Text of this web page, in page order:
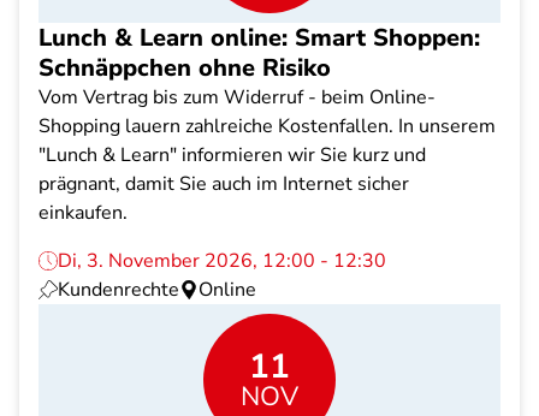
Lunch & Learn online: Smart Shoppen:
Schnäppchen ohne Risiko
Vom Vertrag bis zum Widerruf - beim Online-
Shopping lauern zahlreiche Kostenfallen. In unserem
"Lunch & Learn" informieren wir Sie kurz und
prägnant, damit Sie auch im Internet sicher
einkaufen.
Di, 3. November 2026, 12:00 - 12:30
Kundenrechte
Online
11
NOV